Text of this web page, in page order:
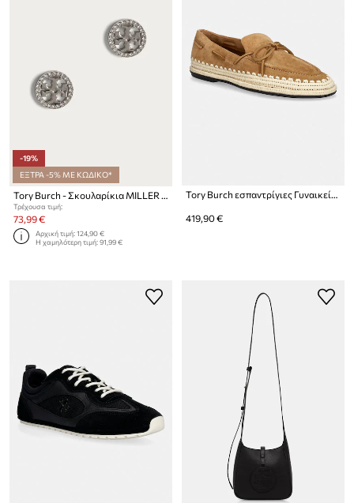
-19%
ΕΞΤΡΑ -5% ΜΕ ΚΩΔΙΚΟ*
Tory Burch - Σκουλαρίκια MILLER PAVE STUD
Τρέχουσα τιμή:
73,99 €
Αρχική τιμή:124,90 €
Η χαμηλότερη τιμή:91,99 €
Tory Burch εσπαντρίγιες Γυναικεία σουέτ The Raffia Boaty
419,90 €